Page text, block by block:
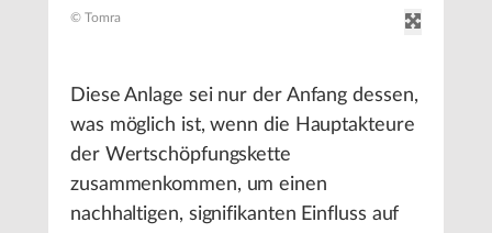
© Tomra
Diese Anlage sei nur der Anfang dessen,
was möglich ist, wenn die Hauptakteure
der Wertschöpfungskette
zusammenkommen, um einen
nachhaltigen, signifikanten Einfluss auf